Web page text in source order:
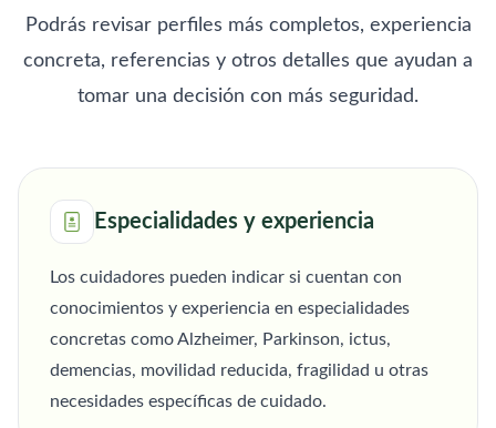
Podrás revisar perfiles más completos, experiencia
concreta, referencias y otros detalles que ayudan a
tomar una decisión con más seguridad.
Especialidades y experiencia
Los cuidadores pueden indicar si cuentan con
conocimientos y experiencia en especialidades
concretas como Alzheimer, Parkinson, ictus,
demencias, movilidad reducida, fragilidad u otras
necesidades específicas de cuidado.